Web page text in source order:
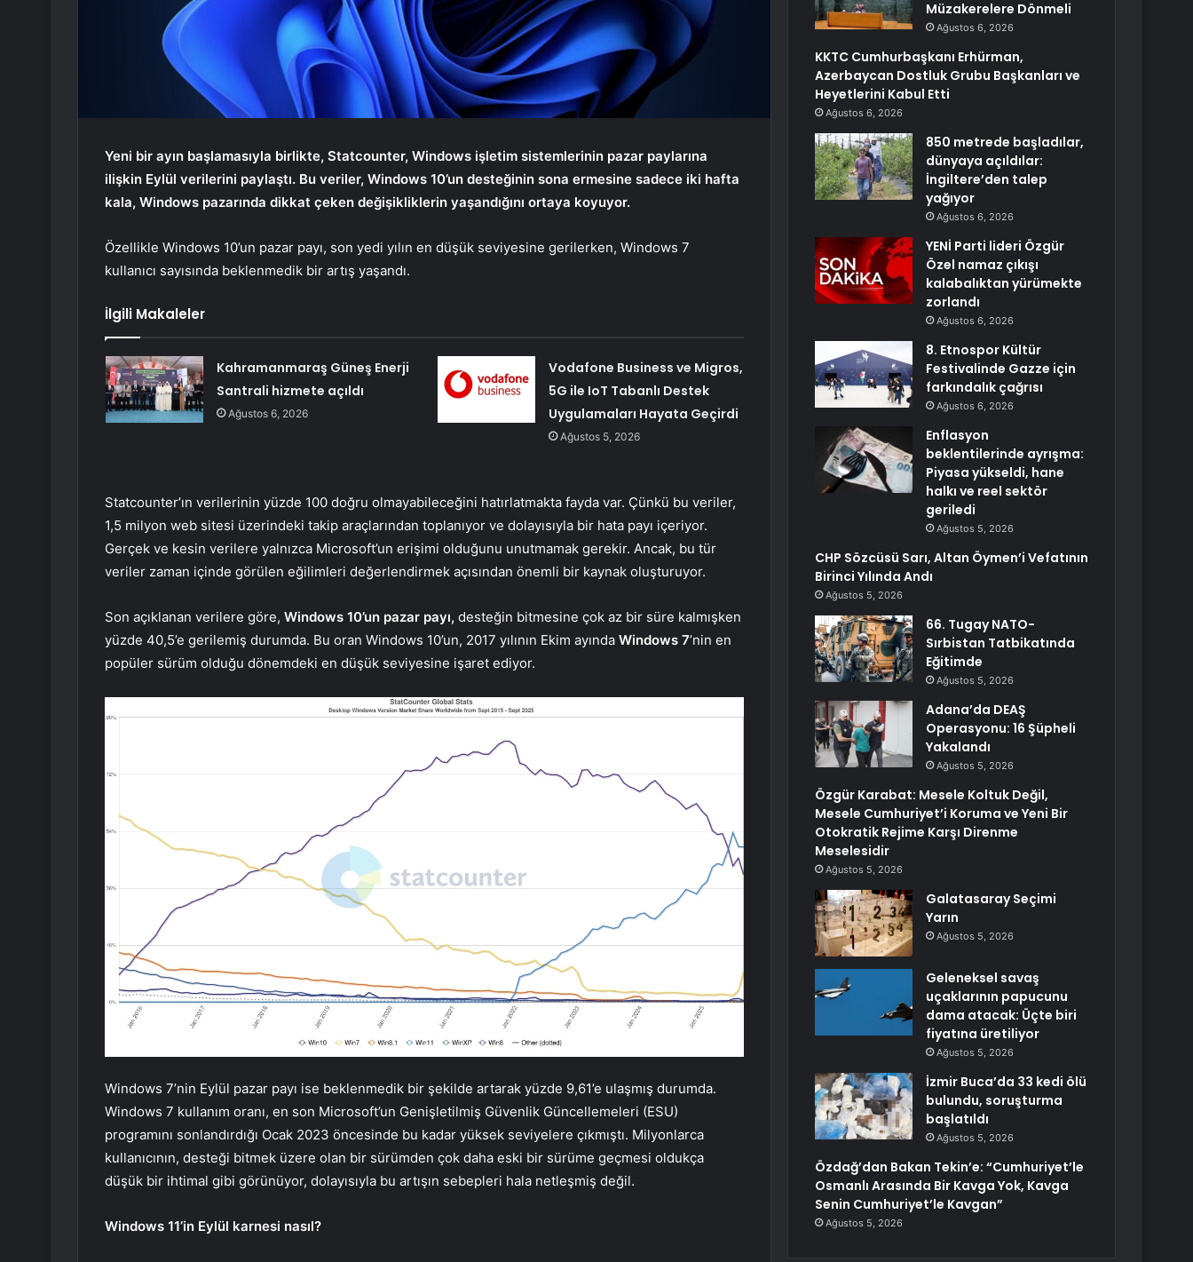
Yeni bir ayın başlamasıyla birlikte, Statcounter, Windows işletim sistemlerinin pazar paylarına
ilişkin Eylül verilerini paylaştı. Bu veriler, Windows 10’un desteğinin sona ermesine sadece iki hafta
kala, Windows pazarında dikkat çeken değişikliklerin yaşandığını ortaya koyuyor.
Özellikle Windows 10’un pazar payı, son yedi yılın en düşük seviyesine gerilerken, Windows 7
kullanıcı sayısında beklenmedik bir artış yaşandı.
İlgili Makaleler
Kahramanmaraş Güneş Enerji
Santrali hizmete açıldı
Ağustos 6, 2026
Vodafone Business ve Migros,
5G ile IoT Tabanlı Destek
Uygulamaları Hayata Geçirdi
Ağustos 5, 2026
Statcounter’ın verilerinin yüzde 100 doğru olmayabileceğini hatırlatmakta fayda var. Çünkü bu veriler,
1,5 milyon web sitesi üzerindeki takip araçlarından toplanıyor ve dolayısıyla bir hata payı içeriyor.
Gerçek ve kesin verilere yalnızca Microsoft’un erişimi olduğunu unutmamak gerekir. Ancak, bu tür
veriler zaman içinde görülen eğilimleri değerlendirmek açısından önemli bir kaynak oluşturuyor.
Son açıklanan verilere göre, Windows 10’un pazar payı, desteğin bitmesine çok az bir süre kalmışken
yüzde 40,5’e gerilemiş durumda. Bu oran Windows 10’un, 2017 yılının Ekim ayında Windows 7’nin en
popüler sürüm olduğu dönemdeki en düşük seviyesine işaret ediyor.
Windows 7’nin Eylül pazar payı ise beklenmedik bir şekilde artarak yüzde 9,61’e ulaşmış durumda.
Windows 7 kullanım oranı, en son Microsoft’un Genişletilmiş Güvenlik Güncellemeleri (ESU)
programını sonlandırdığı Ocak 2023 öncesinde bu kadar yüksek seviyelere çıkmıştı. Milyonlarca
kullanıcının, desteği bitmek üzere olan bir sürümden çok daha eski bir sürüme geçmesi oldukça
düşük bir ihtimal gibi görünüyor, dolayısıyla bu artışın sebepleri hala netleşmiş değil.
Windows 11’in Eylül karnesi nasıl?
Müzakerelere Dönmeli
Ağustos 6, 2026
KKTC Cumhurbaşkanı Erhürman,
Azerbaycan Dostluk Grubu Başkanları ve
Heyetlerini Kabul Etti
Ağustos 6, 2026
850 metrede başladılar,
dünyaya açıldılar:
İngiltere’den talep
yağıyor
Ağustos 6, 2026
YENİ Parti lideri Özgür
Özel namaz çıkışı
kalabalıktan yürümekte
zorlandı
Ağustos 6, 2026
8. Etnospor Kültür
Festivalinde Gazze için
farkındalık çağrısı
Ağustos 6, 2026
Enflasyon
beklentilerinde ayrışma:
Piyasa yükseldi, hane
halkı ve reel sektör
geriledi
Ağustos 5, 2026
CHP Sözcüsü Sarı, Altan Öymen’i Vefatının
Birinci Yılında Andı
Ağustos 5, 2026
66. Tugay NATO-
Sırbistan Tatbikatında
Eğitimde
Ağustos 5, 2026
Adana’da DEAŞ
Operasyonu: 16 Şüpheli
Yakalandı
Ağustos 5, 2026
Özgür Karabat: Mesele Koltuk Değil,
Mesele Cumhuriyet’i Koruma ve Yeni Bir
Otokratik Rejime Karşı Direnme
Meselesidir
Ağustos 5, 2026
Galatasaray Seçimi
Yarın
Ağustos 5, 2026
Geleneksel savaş
uçaklarının papucunu
dama atacak: Üçte biri
fiyatına üretiliyor
Ağustos 5, 2026
İzmir Buca’da 33 kedi ölü
bulundu, soruşturma
başlatıldı
Ağustos 5, 2026
Özdağ’dan Bakan Tekin’e: “Cumhuriyet’le
Osmanlı Arasında Bir Kavga Yok, Kavga
Senin Cumhuriyet’le Kavgan”
Ağustos 5, 2026